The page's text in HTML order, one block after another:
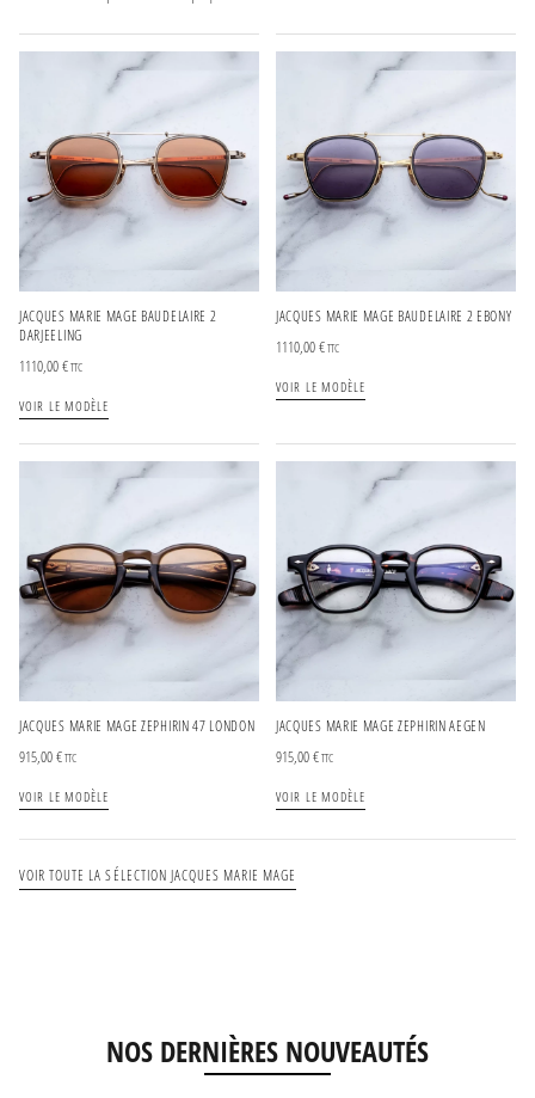
JACQUES MARIE MAGE BAUDELAIRE 2
DARJEELING
1110,00€TTC
VOIR LE MODÈLE
JACQUES MARIE MAGE BAUDELAIRE 2 EBONY
1110,00€TTC
VOIR LE MODÈLE
JACQUES MARIE MAGE ZEPHIRIN 47 LONDON
915,00€TTC
VOIR LE MODÈLE
JACQUES MARIE MAGE ZEPHIRIN AEGEN
915,00€TTC
VOIR LE MODÈLE
VOIR TOUTE LA SÉLECTION JACQUES MARIE MAGE
NOS DERNIÈRES NOUVEAUTÉS